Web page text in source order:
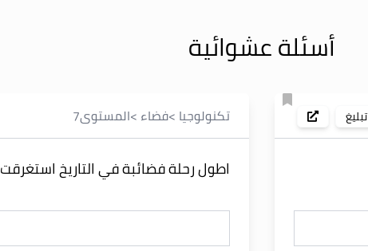
أسئلة عشوائية
تبليغ تكنولوجيا >فضاء >المستوى7
اطول رحلة فضائبة في التاريخ استغرقت